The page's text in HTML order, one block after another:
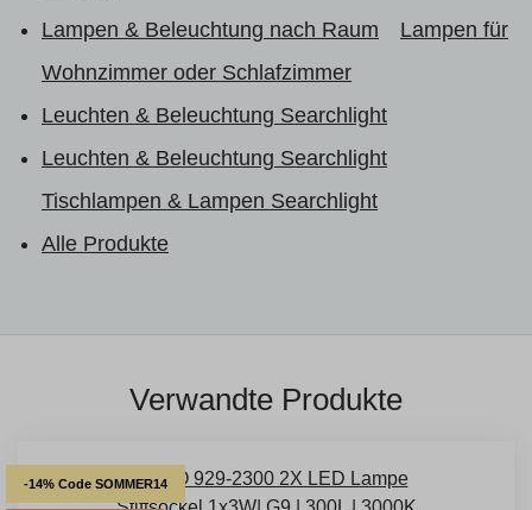
Lampen & Beleuchtung nach Raum
Lampen für
Wohnzimmer oder Schlafzimmer
Leuchten & Beleuchtung Searchlight
Leuchten & Beleuchtung Searchlight
Tischlampen & Lampen Searchlight
Alle Produkte
Verwandte Produkte
-14% Code SOMMER14